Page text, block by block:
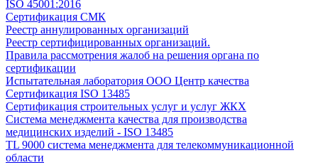
ISO 45001:2016
Сертификация СМК
Реестр аннулированных организаций
Реестр сертифицированных организаций.
Правила рассмотрения жалоб на решения органа по
сертификации
Испытательная лаборатория ООО Центр качества
Сертификация ISO 13485
Сертификация строительных услуг и услуг ЖКХ
Система менеджмента качества для производства
медицинских изделий - ISO 13485
TL 9000 система менеджмента для телекоммуникационной
области